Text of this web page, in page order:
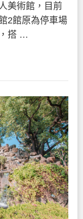
美術館，目前
2館原為停車場
搭 …